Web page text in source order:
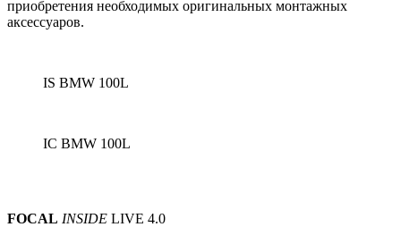
приобретения необходимых оригинальных монтажных
аксессуаров.
IS BMW 100L
IC BMW 100L
FOCAL INSIDE LIVE 4.0